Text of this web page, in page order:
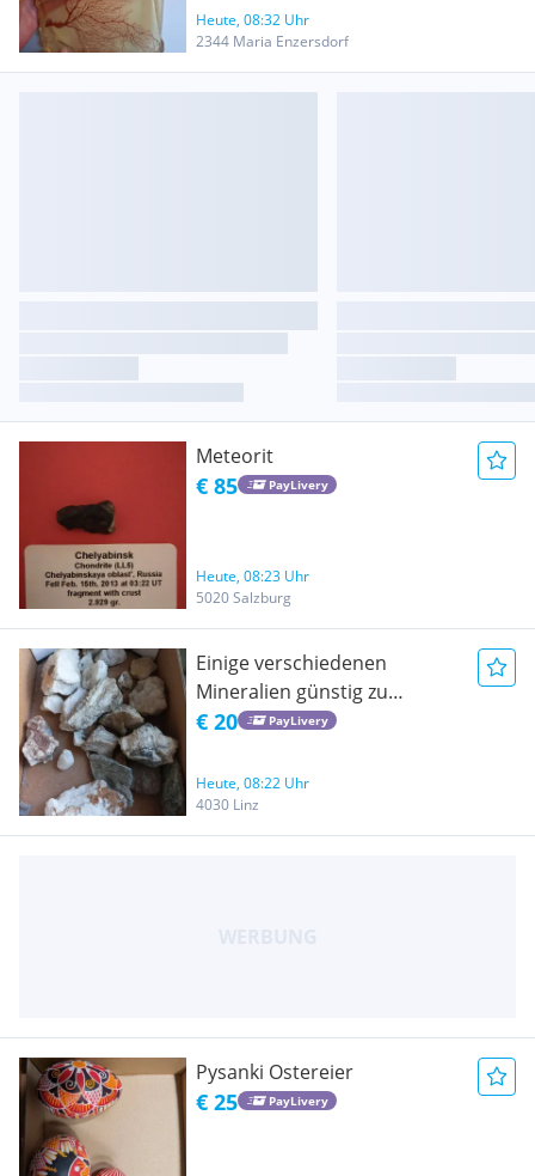
Heute, 08:32 Uhr
2344 Maria Enzersdorf
Meteorit
€ 85 PayLivery
Heute, 08:23 Uhr
5020 Salzburg
Einige verschiedenen
Mineralien günstig zu
verkaufen
€ 20 PayLivery
Heute, 08:22 Uhr
4030 Linz
Pysanki Ostereier
€ 25 PayLivery